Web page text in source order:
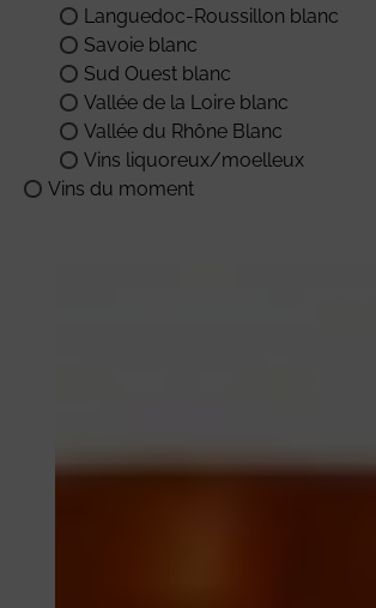
Languedoc-Roussillon blanc
Savoie blanc
Sud Ouest blanc
Vallée de la Loire blanc
Vallée du Rhône Blanc
Vins liquoreux/moelleux
Vins du moment